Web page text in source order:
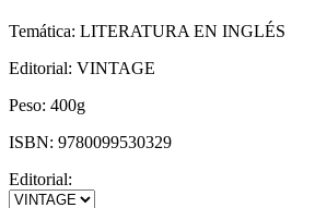
Temática: LITERATURA EN INGLÉS
Editorial: VINTAGE
Peso: 400g
ISBN: 9780099530329
Editorial: